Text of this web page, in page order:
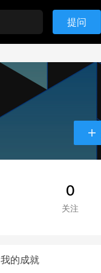
提问
0
关注
我的成就